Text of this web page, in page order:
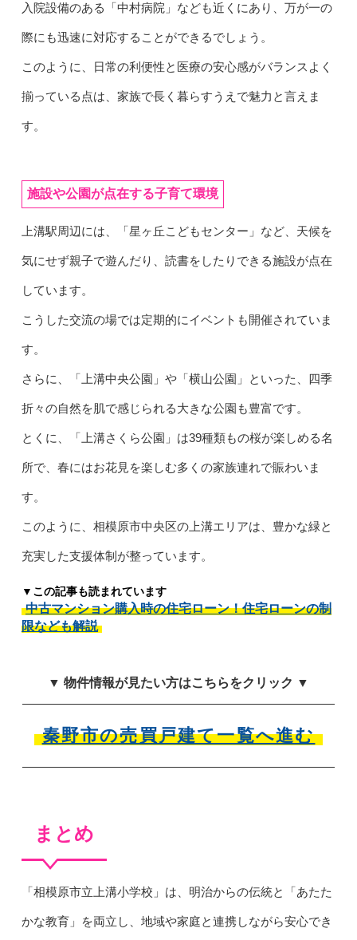
入院設備のある「中村病院」なども近くにあり、万が一の
際にも迅速に対応することができるでしょう。
このように、日常の利便性と医療の安心感がバランスよく
揃っている点は、家族で長く暮らすうえで魅力と言えま
す。
施設や公園が点在する子育て環境
上溝駅周辺には、「星ヶ丘こどもセンター」など、天候を
気にせず親子で遊んだり、読書をしたりできる施設が点在
しています。
こうした交流の場では定期的にイベントも開催されていま
す。
さらに、「上溝中央公園」や「横山公園」といった、四季
折々の自然を肌で感じられる大きな公園も豊富です。
とくに、「上溝さくら公園」は39種類もの桜が楽しめる名
所で、春にはお花見を楽しむ多くの家族連れで賑わいま
す。
このように、相模原市中央区の上溝エリアは、豊かな緑と
充実した支援体制が整っています。
▼この記事も読まれています
中古マンション購入時の住宅ローン！住宅ローンの制
限なども解説
▼ 物件情報が見たい方はこちらをクリック ▼
秦野市の売買戸建て一覧へ進む
まとめ
「相模原市立上溝小学校」は、明治からの伝統と「あたた
かな教育」を両立し、地域や家庭と連携しながら安心でき